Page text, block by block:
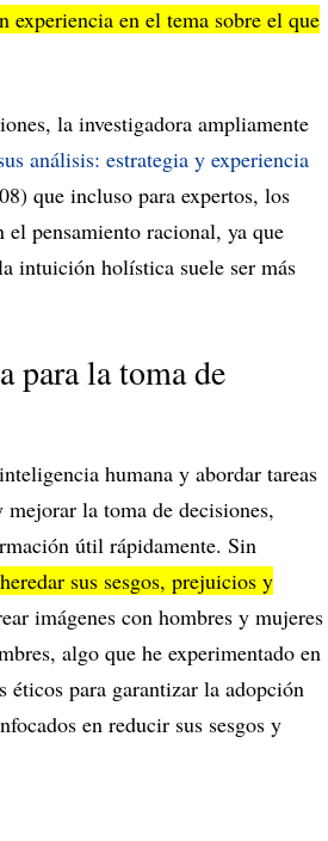
experiencia en el tema sobre el que
la investigadora ampliamente
análisis: estrategia y experiencia
que incluso para expertos, los
pensamiento racional, ya que
intuición holística suele ser más
la toma de
humana y abordar tareas
mejorar la toma de decisiones,
útil rápidamente. Sin
sus sesgos, prejuicios y
imágenes con hombres y mujeres
algo que he experimentado en
éticos para garantizar la adopción
en reducir sus sesgos y